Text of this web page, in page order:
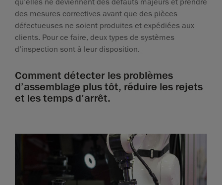
qu’elles ne deviennent des défauts majeurs et prendre
des mesures correctives avant que des pièces
défectueuses ne soient produites et expédiées aux
clients. Pour ce faire, deux types de systèmes
d’inspection sont à leur disposition.
Comment détecter les problèmes
d’assemblage plus tôt, réduire les rejets
et les temps d’arrêt.